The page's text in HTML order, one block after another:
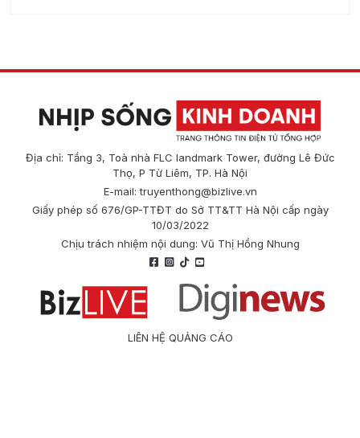
Địa chỉ: Tầng 3, Toà nhà FLC landmark Tower, đường Lê Đức
Thọ, P Từ Liêm, TP. Hà Nội
E-mail:truyenthong@bizlive.vn
Giấy phép số 676/GP-TTĐT do Sở TT&TT Hà Nội cấp ngày
10/03/2022
Chịu trách nhiệm nội dung: Vũ Thị Hồng Nhung
LIÊN HỆ QUẢNG CÁO